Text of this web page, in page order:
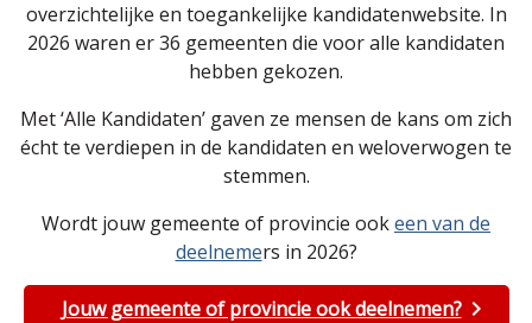
overzichtelijke en toegankelijke kandidatenwebsite. In
2026 waren er 36 gemeenten die voor alle kandidaten
hebben gekozen.
Met ‘Alle Kandidaten’ gaven ze mensen de kans om zich
écht te verdiepen in de kandidaten en weloverwogen te
stemmen.
Wordt jouw gemeente of provincie ookeen van de
deelnemers in 2026?
Jouw gemeente of provincie ook deelnemen?